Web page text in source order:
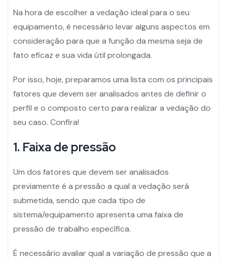
Na hora de escolher a vedação ideal para o seu
equipamento, é necessário levar alguns aspectos em
consideração para que a função da mesma seja de
fato eficaz e sua vida útil prolongada.
Por isso, hoje, preparamos uma lista com os principais
fatores que devem ser analisados antes de definir o
perfil e o composto certo para realizar a vedação do
seu caso. Confira!
1. Faixa de pressão
Um dos fatores que devem ser analisados
previamente é a pressão a qual a vedação será
submetida, sendo que cada tipo de
sistema/equipamento apresenta uma faixa de
pressão de trabalho específica.
É necessário avaliar qual a variação de pressão que a